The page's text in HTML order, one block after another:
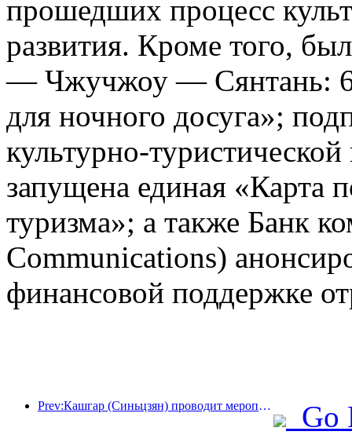
прошедших процесс
развития. Кроме того,
— Чжучжоу — Сянтань:
для ночного досуга»;
культурно-
запущена единая «Карта
туризма»; а также Банк
Communications)
финансовой поддержке
Prev:Кашгар (Синьцзян) проводит мероприятие по продвижению туризма с целью содействия межэтническому обмену. Go